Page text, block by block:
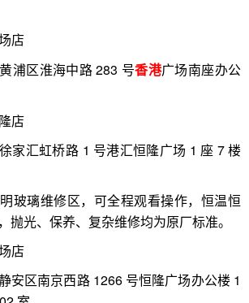
店
浦区淮海中路 283 号香港广场南座办公
店
家汇虹桥路 1 号港汇恒隆广场 1 座 7 楼
玻璃维修区，可全程观看操作，恒温恒
抛光、保养、复杂维修均为原厂标准。
店
安区南京西路 1266 号恒隆广场办公楼 1